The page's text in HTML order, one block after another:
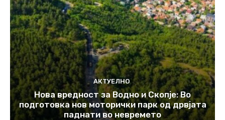
АКТУЕЛНО
Нова вредност за Водно и Скопје: Во
подготовка нов моторички парк од дрвјата
паднати во невремето